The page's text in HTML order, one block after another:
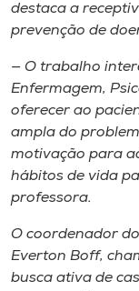
destaca a
prevenção de
— O trabalho
Enfermagem,
oferecer ao
ampla do
motivação para
hábitos de vida
professora.
O coordenador
Everton Boff,
busca ativa de